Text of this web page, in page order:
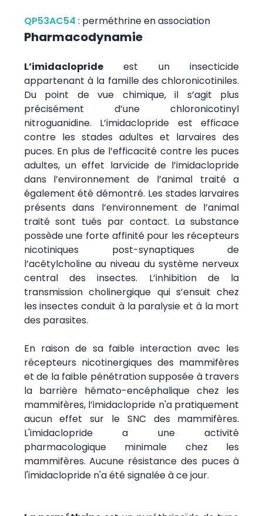
QP53AC54 : perméthrine en association
Pharmacodynamie
L’imidacloprideest un insecticide
appartenant à la famille des chloronicotiniles.
Du point de vue chimique, il s’agit plus
précisément d’une chloronicotinyl
nitroguanidine. L’imidaclopride est efficace
contre les stades adultes et larvaires des
puces. En plus de l’efficacité contre les puces
adultes, un effet larvicide de l’imidaclopride
dans l’environnement de l’animal traité a
également été démontré. Les stades larvaires
présents dans l’environnement de l’animal
traité sont tués par contact. La substance
possède une forte affinité pour les récepteurs
nicotiniques post-synaptiques de
l’acétylcholine au niveau du système nerveux
central des insectes. L’inhibition de la
transmission cholinergique qui s’ensuit chez
les insectes conduit à la paralysie et à la mort
des parasites.
En raison de sa faible interaction avec les
récepteurs nicotinergiques des mammifères
et de la faible pénétration supposée à travers
la barrière hémato-encéphalique chez les
mammifères, l’imidaclopride n'a pratiquement
aucun effet sur le SNC des mammifères.
L'imidaclopride a une activité
pharmacologique minimale chez les
mammifères. Aucune résistance des puces à
l'imidaclopride n'a été signalée à ce jour.